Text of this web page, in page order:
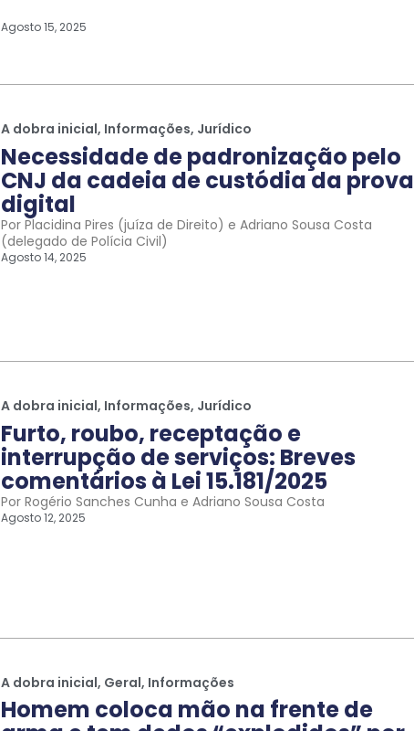
Agosto 15, 2025
A dobra inicial, Informações, Jurídico
Necessidade de padronização pelo
CNJ da cadeia de custódia da prova
digital
Por Placidina Pires (juíza de Direito) e Adriano Sousa Costa
(delegado de Polícia Civil)
Agosto 14, 2025
A dobra inicial, Informações, Jurídico
Furto, roubo, receptação e
interrupção de serviços: Breves
comentários à Lei 15.181/2025
Por Rogério Sanches Cunha e Adriano Sousa Costa
Agosto 12, 2025
A dobra inicial, Geral, Informações
Homem coloca mão na frente de